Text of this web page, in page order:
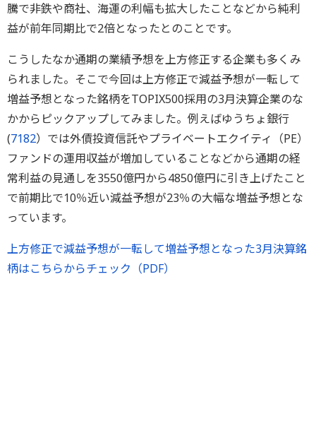
騰で非鉄や商社、海運の利幅も拡大したことなどから純利
益が前年同期比で2倍となったとのことです。
こうしたなか通期の業績予想を上方修正する企業も多くみ
られました。そこで今回は上方修正で減益予想が一転して
増益予想となった銘柄をTOPIX500採用の3月決算企業のな
かからピックアップしてみました。例えばゆうちょ銀行
(7182）では外債投資信託やプライベートエクイティ（PE）
ファンドの運用収益が増加していることなどから通期の経
常利益の見通しを3550億円から4850億円に引き上げたこと
で前期比で10％近い減益予想が23％の大幅な増益予想とな
っています。
上方修正で減益予想が一転して増益予想となった3月決算銘
柄はこちらからチェック（PDF）